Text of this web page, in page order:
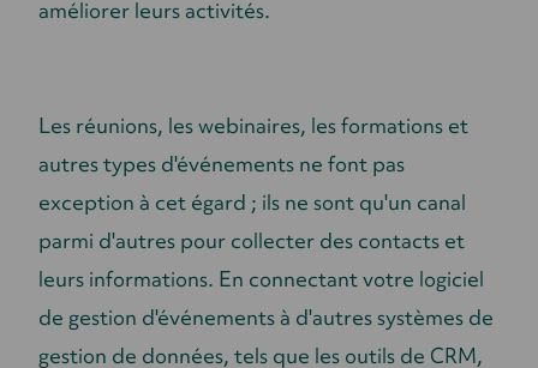
améliorer leurs activités.
Les réunions, les webinaires, les formations et
autres types d'événements ne font pas
exception à cet égard ; ils ne sont qu'un canal
parmi d'autres pour collecter des contacts et
leurs informations. En connectant votre logiciel
de gestion d'événements à d'autres systèmes de
gestion de données, tels que les outils de CRM,